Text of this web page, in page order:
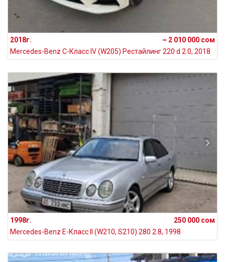
2018г.
~ 2 010 000 сом
Mercedes-Benz C-Класс IV (W205) Рестайлинг 220 d 2.0, 2018
1998г.
250 000 сом
Mercedes-Benz E-Класс II (W210, S210) 280 2.8, 1998